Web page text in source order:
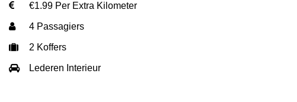
€1.99 Per Extra Kilometer
4 Passagiers
2 Koffers
Lederen Interieur